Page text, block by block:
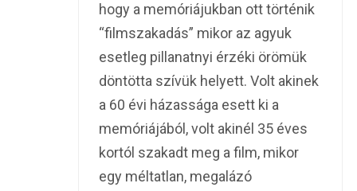
hogy a memóriájukban ott történik
“filmszakadás” mikor az agyuk
esetleg pillanatnyi érzéki örömük
döntötta szívük helyett. Volt akinek
a 60 évi házassága esett ki a
memóriájából, volt akinél 35 éves
kortól szakadt meg a film, mikor
egy méltatlan, megalázó